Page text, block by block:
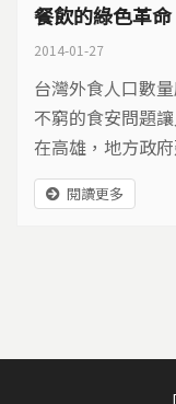
餐飲的綠色革命
2014-01-27
台灣外食人口數
不窮的食安問題
在高雄，地方政
廳使用在地有機
者之間的友善循環
閱讀更多